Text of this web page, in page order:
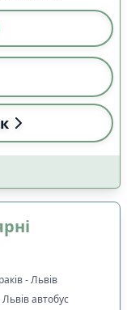
- Львів
Львів автобус